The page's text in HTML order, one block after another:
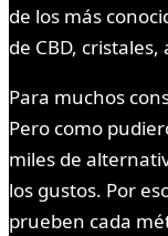
de los más
de CBD,
Para muchos
Pero como
miles de
los gustos. Por
prueben cada